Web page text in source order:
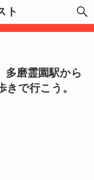
ト
多磨霊園駅から
きで行こう。